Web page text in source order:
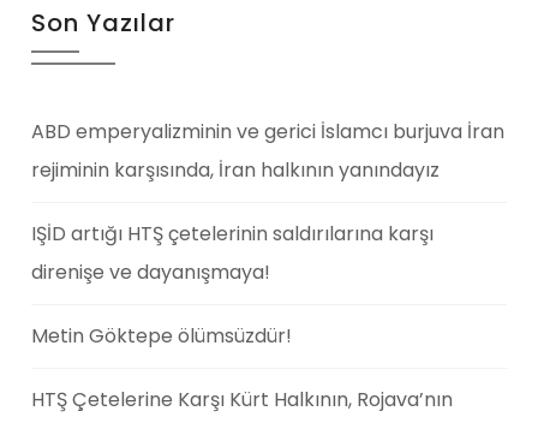
Son Yazılar
ABD emperyalizminin ve gerici İslamcı burjuva İran
rejiminin karşısında, İran halkının yanındayız
IŞİD artığı HTŞ çetelerinin saldırılarına karşı
direnişe ve dayanışmaya!
Metin Göktepe ölümsüzdür!
HTŞ Çetelerine Karşı Kürt Halkının, Rojava’nın